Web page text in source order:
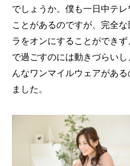
でしょうか。僕も一日中テ
ことがあるのですが、完全
ラをオンにすることができ
で過ごすのには動きづらい
んなワンマイルウェアがあ
ました。